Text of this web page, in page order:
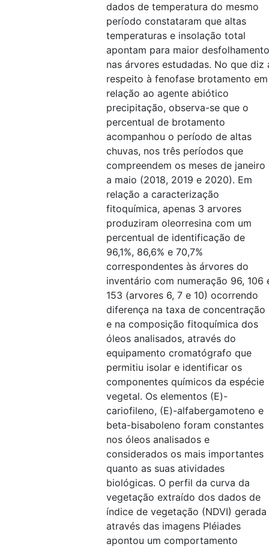
dados de temperatura do mesmo
período constataram que altas
temperaturas e insolação total
apontam para maior desfolhamento
nas árvores estudadas. No que diz
respeito à fenofase brotamento em
relação ao agente abiótico
precipitação, observa-se que o
percentual de brotamento
acompanhou o período de altas
chuvas, nos três períodos que
compreendem os meses de janeiro
a maio (2018, 2019 e 2020). Em
relação a caracterização
fitoquímica, apenas 3 arvores
produziram oleorresina com um
percentual de identificação de
96,1%, 86,6% e 70,7%
correspondentes às árvores do
inventário com numeração 96, 106
153 (arvores 6, 7 e 10) ocorrendo
diferença na taxa de concentração
e na composição fitoquímica dos
óleos analisados, através do
equipamento cromatógrafo que
permitiu isolar e identificar os
componentes químicos da espécie
vegetal. Os elementos (E)-
cariofileno, (E)-alfabergamoteno e
beta-bisaboleno foram constantes
nos óleos analisados e
considerados os mais importantes
quanto as suas atividades
biológicas. O perfil da curva da
vegetação extraído dos dados de
índice de vegetação (NDVI) gerada
através das imagens Pléiades
apontou um comportamento